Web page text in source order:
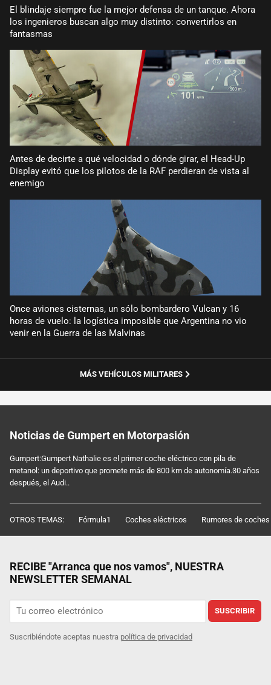
El blindaje siempre fue la mejor defensa de un tanque. Ahora
los ingenieros buscan algo muy distinto: convertirlos en
fantasmas
Antes de decirte a qué velocidad o dónde girar, el Head-Up
Display evitó que los pilotos de la RAF perdieran de vista al
enemigo
Once aviones cisternas, un sólo bombardero Vulcan y 16
horas de vuelo: la logística imposible que Argentina no vio
venir en la Guerra de las Malvinas
MÁS VEHÍCULOS MILITARES
Noticias de Gumpert en Motorpasión
Gumpert:Gumpert Nathalie es el primer coche eléctrico con pila de
metanol: un deportivo que promete más de 800 km de autonomía.30 años
después, el Audi..
OTROS TEMAS: Fórmula1 Coches eléctricos Rumores de coches
RECIBE "Arranca que nos vamos", NUESTRA
NEWSLETTER SEMANAL
SUSCRIBIR
Suscribiéndote aceptas nuestra política de privacidad